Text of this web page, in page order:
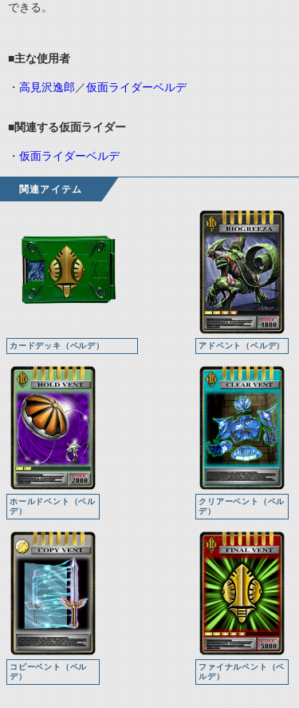
できる。
■主な使用者
・ 高見沢逸郎 ／仮面ライダーベルデ
■関連する仮面ライダー
・ 仮面ライダーベルデ
関連アイテム
カードデッキ（ベルデ） アドベント（ベルデ）
ホールドベント（ベル
デ）
クリアーベント（ベル
デ）
コピーベント（ベル
デ）
ファイナルベント（ベ
ルデ）